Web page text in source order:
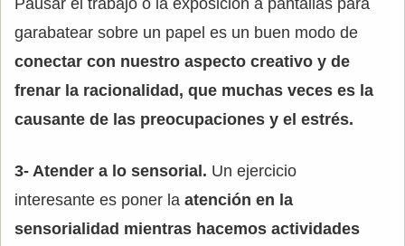
Pausar el trabajo o la exposición a pantallas para
garabatear sobre un papel es un buen modo de
conectar con nuestro aspecto creativo y de
frenar la racionalidad, que muchas veces es la
causante de las preocupaciones y el estrés.
3- Atender a lo sensorial. Un ejercicio
interesante es poner la atención en la
sensorialidad mientras hacemos actividades